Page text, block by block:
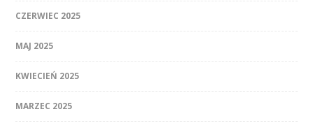
CZERWIEC 2025
MAJ 2025
KWIECIEŃ 2025
MARZEC 2025